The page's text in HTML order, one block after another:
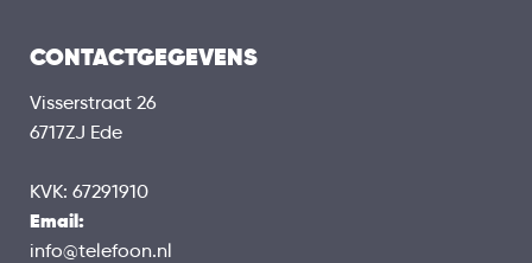
CONTACTGEGEVENS
Visserstraat 26
6717ZJ Ede
KVK: 67291910
Email:
info@telefoon.nl